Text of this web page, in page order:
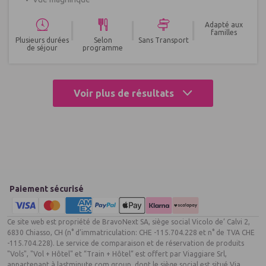
Plusieurs durées
de séjour
Selon
programme
Sans Transport
Adapté aux
familles
Voir plus de résultats
Paiement sécurisé
Ce site web est propriété de BravoNext SA, siège social Vicolo de’ Calvi 2,
6830 Chiasso, CH (n° d’immatriculation: CHE -115.704.228 et n° de TVA CHE
-115.704.228). Le service de comparaison et de réservation de produits
"Vols", "Vol + Hôtel" et “Train + Hôtel” est offert par Viaggiare Srl,